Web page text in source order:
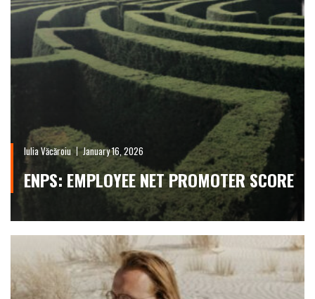
Iulia Văcăroiu January 16, 2026
ENPS: EMPLOYEE NET PROMOTER SCORE